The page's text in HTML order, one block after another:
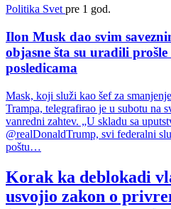
Politika Svet pre 1 god.
Ilon Musk dao svim
objasne šta su uradili prošle
posledicama
Mask, koji služi kao šef za
Trampa, telegrafirao je u subotu na
vanredni zahtev. „U skladu sa
@realDonaldTrump, svi federalni
poštu…
Korak ka deblokadi
usvojio zakon o